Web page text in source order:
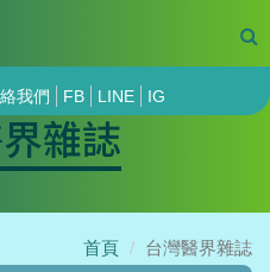
我們 FB LINE IG
雜誌
首頁 台灣醫界雜誌